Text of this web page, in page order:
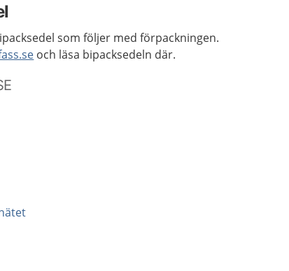
som följer med förpackningen.
och läsa bipacksedeln där.